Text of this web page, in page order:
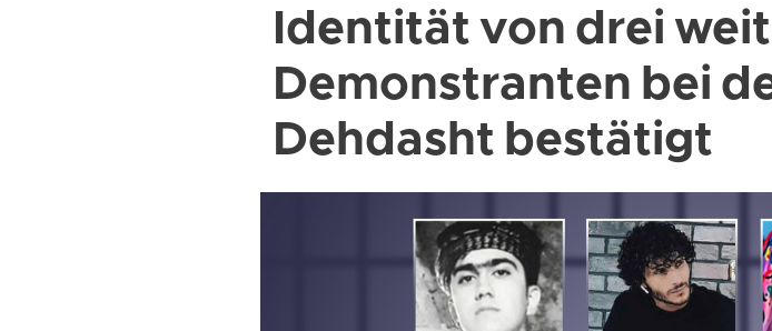
Identität von drei
Demonstranten bei
Dehdasht bestätigt